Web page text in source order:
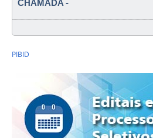
CHAMADA -
PIBID